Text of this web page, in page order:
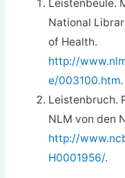
Leistenbeule.
National
of Health.
http://
e/003100.htm.
Leistenbruch.
NLM von den
http://
H0001956/.